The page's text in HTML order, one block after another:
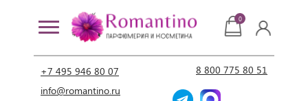
+7 495 946 80 07
info@romantino.ru
8 800 775 80 51
0